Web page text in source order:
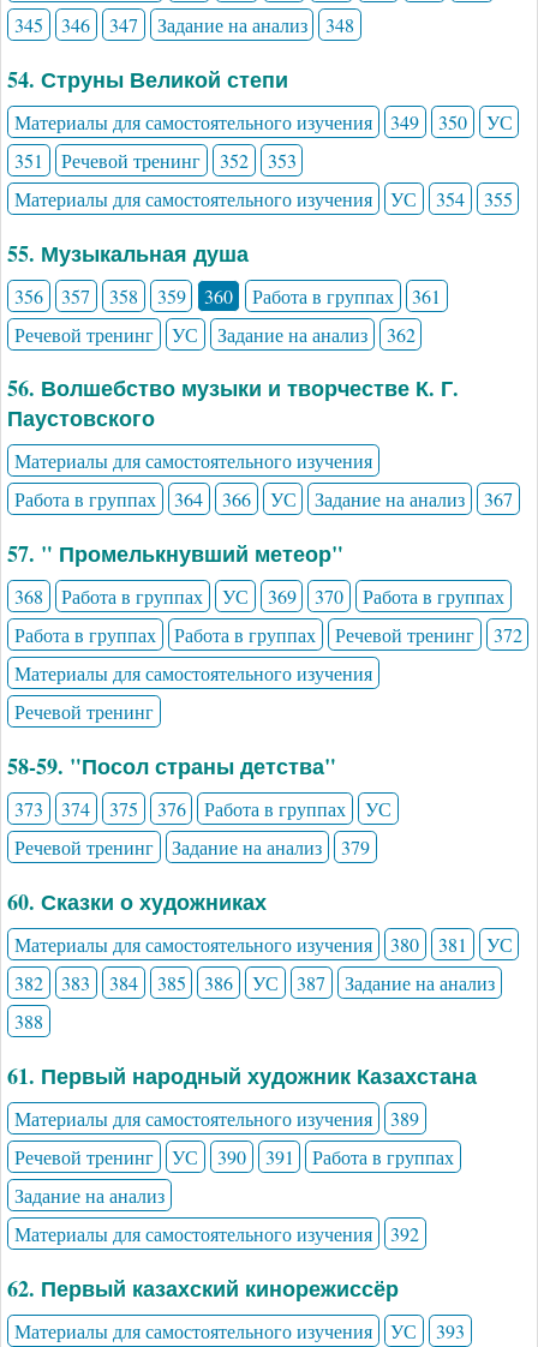
345
346 347 Задание на анализ 348
54. Струны Великой степи
Материалы для самостоятельного изучения 349 350
УС
351
Речевой тренинг 352
353
Материалы для самостоятельного изучения
УС 354 355
55. Музыкальная душа
356 357 358 359 360 Работа в группах
361
Речевой тренинг
УС Задание на анализ 362
56. Волшебство музыки и творчестве К. Г.
Паустовского
Материалы для самостоятельного изучения
Работа в группах
364 366 УС Задание на анализ 367
57. " Промелькнувший метеор"
368 Работа в группах УС 369 370
Работа в группах
Работа в группах
Работа в группах Речевой тренинг
372
Материалы для самостоятельного изучения
Речевой тренинг
58-59. "Посол страны детства"
373 374 375 376 Работа в группах
УС
Речевой тренинг
Задание на анализ 379
60. Сказки о художниках
Материалы для самостоятельного изучения 380 381
УС
382
383 384 385 386 УС 387
Задание на анализ
388
61. Первый народный художник Казахстана
Материалы для самостоятельного изучения
389
Речевой тренинг
УС 390 391
Работа в группах
Задание на анализ
Материалы для самостоятельного изучения
392
62. Первый казахский кинорежиссёр
Материалы для самостоятельного изучения УС 393